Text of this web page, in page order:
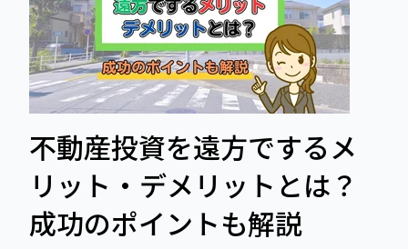
不動産投資を遠方でするメ
リット・デメリットとは？
成功のポイントも解説